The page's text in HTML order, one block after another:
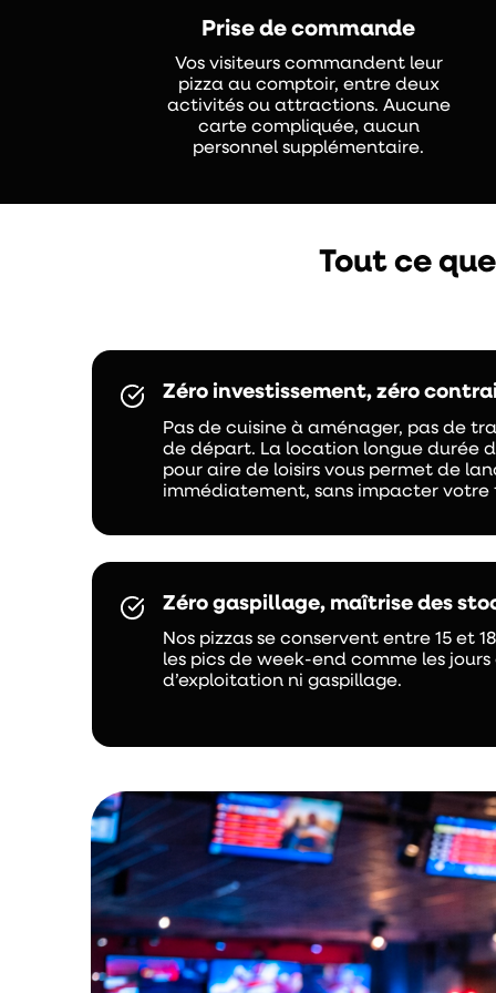
Prise de commande
Vos visiteurs commandent leur
pizza au comptoir, entre deux
activités ou attractions. Aucune
carte compliquée, aucun
personnel supplémentaire.
Tout ce
Zéro investissement, zéro
Pas de cuisine à aménager, pas de
de départ. La location longue durée
pour aire de loisirs vous permet de
immédiatement, sans impacter votre
Zéro gaspillage, maîtrise des
Nos pizzas se conservent entre 15 et
les pics de week-end comme les
d’exploitation ni gaspillage.